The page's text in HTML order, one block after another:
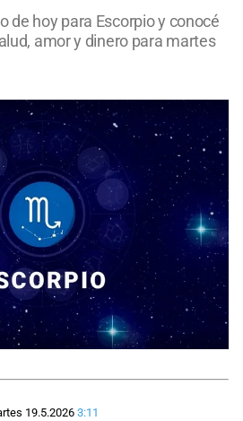
de hoy para Escorpio y conocé
amor y dinero para martes
19.5.2026 3:11